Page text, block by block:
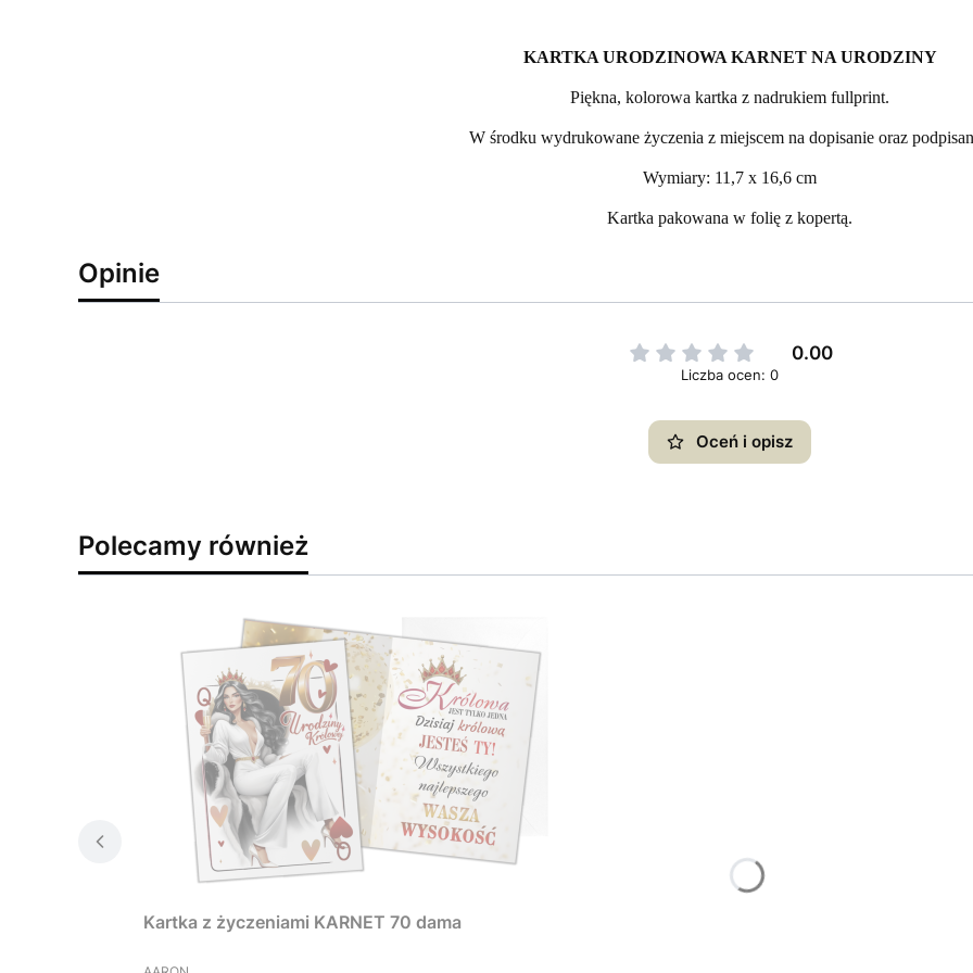
KARTKA URODZINOWA KARNET NA URODZINY
Piękna, kolorowa kartka z nadrukiem fullprint.
W środku wydrukowane życzenia z miejscem na dopisanie oraz
Wymiary: 11,7 x 16,6 cm
Kartka pakowana w folię z kopertą.
Opinie
0.00
Liczba ocen: 0
Oceń i opisz
Polecamy również
Kartka z życzeniami KARNET 70 dama
PRODUCENT